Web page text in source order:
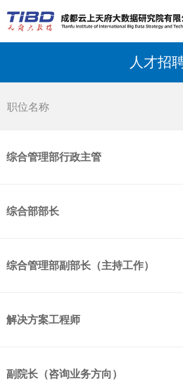
人才招
职位名称
综合管理部行政主管
综合部部长
综合管理部副部长（主持工作）
解决方案工程师
副院长（咨询业务方向）